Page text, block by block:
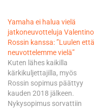
voimassaolevan Yamaha-
sopimuksen velvoittamana.
Myös rahallisesti massiivisen
- kiitos Bonomin perheen -
sopimuksen seuraava suuri
sivujuonne tulee tässä: viekö
Rossi legendaarisen ja…
Yamaha ei halua vielä
jatkoneuvotteluja Valentino
Rossin kanssa: ”Luulen että
neuvottelemme vielä”
Kuten lähes kaikilla
kärkikuljettajilla, myös
Rossin sopimus päättyy
kauden 2018 jälkeen.
Nykysopimus sorvattiin